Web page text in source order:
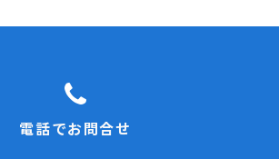
電話でお問合せ